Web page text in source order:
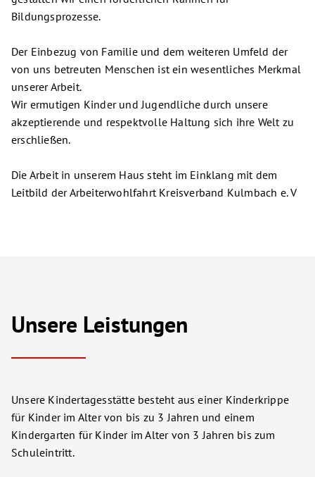
Bildungsprozesse.
Der Einbezug von Familie und dem weiteren Umfeld der
von uns betreuten Menschen ist ein wesentliches Merkmal
unserer Arbeit.
Wir ermutigen Kinder und Jugendliche durch unsere
akzeptierende und respektvolle Haltung sich ihre Welt zu
erschließen.
Die Arbeit in unserem Haus steht im Einklang mit dem
Leitbild der Arbeiterwohlfahrt Kreisverband Kulmbach e. V
Unsere Leistungen
Unsere Kindertagesstätte besteht aus einer Kinderkrippe
für Kinder im Alter von bis zu 3 Jahren und einem
Kindergarten für Kinder im Alter von 3 Jahren bis zum
Schuleintritt.